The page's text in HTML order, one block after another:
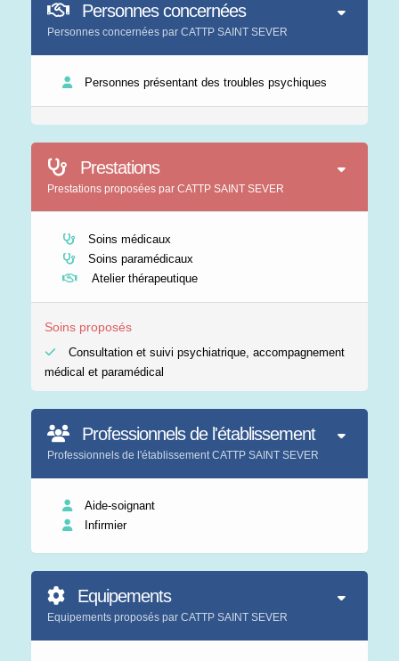
Personnes concernées
Personnes concernées par CATTP SAINT SEVER
Personnes présentant des troubles psychiques
Prestations
Prestations proposées par CATTP SAINT SEVER
Soins médicaux
Soins paramédicaux
Atelier thérapeutique
Soins proposés
Consultation et suivi psychiatrique, accompagnement
médical et paramédical
Professionnels de l'établissement
Professionnels de l'établissement CATTP SAINT SEVER
Aide-soignant
Infirmier
Equipements
Equipements proposés par CATTP SAINT SEVER